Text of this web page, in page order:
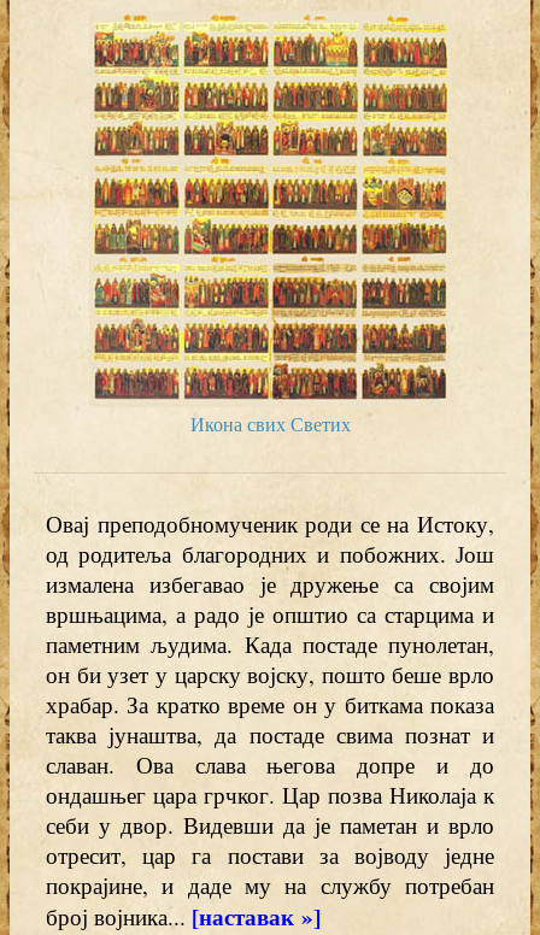
Икона свих Светих
Овај преподобномученик роди се на Истоку,
од родитеља благородних и побожних. Још
измалена избегавао је дружење са својим
вршњацима, а радо је општио са старцима и
паметним људима. Када постаде пунолетан,
он би узет у царску војску, пошто беше врло
храбар. За кратко време он у биткама показа
таква јунаштва, да постаде свима познат и
славан. Ова слава његова допре и до
ондашњег цара грчког. Цар позва Николаја к
себи у двор. Видевши да је паметан и врло
отресит, цар га постави за војводу једне
покрајине, и даде му на службу потребан
број војника... [наставак »]